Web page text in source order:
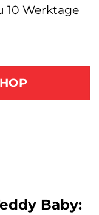
10 Werktage
Baby: